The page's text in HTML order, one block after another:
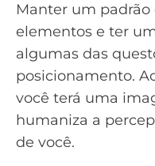
Manter um padrão
elementos e ter
algumas das
posicionamento.
você terá uma
humaniza a
de você.